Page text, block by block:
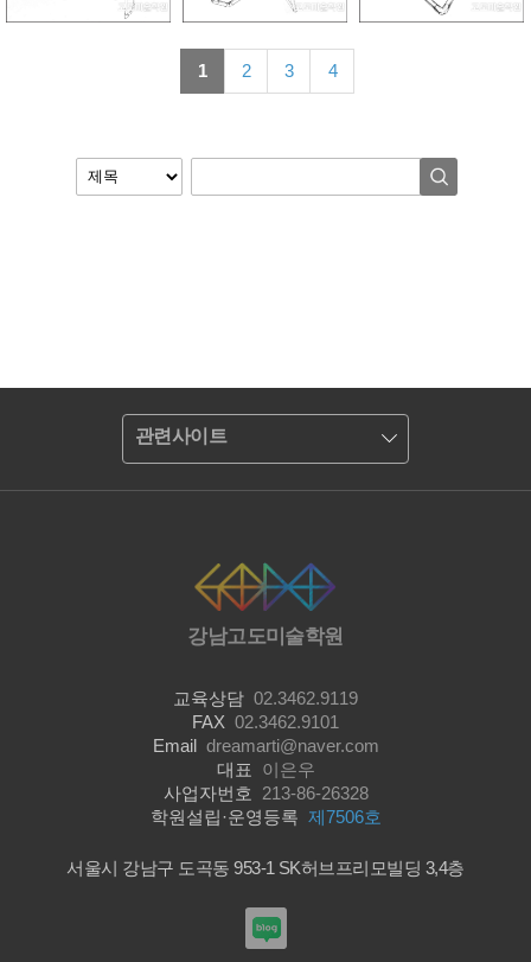
1 2 3 4
관련사이트
강남고도미술학원
교육상담 02.3462.9119
FAX 02.3462.9101
Email dreamarti@naver.com
대표
이은우
사업자번호
213-86-26328
학원설립·운영등록 제7506호
서울시 강남구 도곡동 953-1 SK허브프리모빌딩 3,4층